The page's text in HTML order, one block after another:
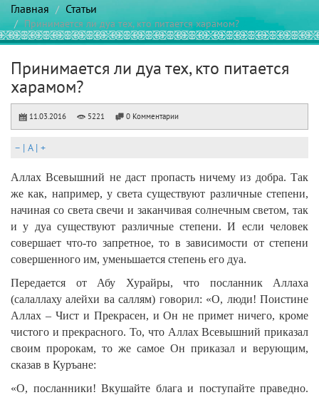
Главная Статьи
Принимается ли дуа тех, кто питается харамом?
Принимается ли дуа тех, кто питается
харамом?
11.03.2016 5221 0 Комментарии
– | A| +
Аллах Всевышний не даст пропасть ничему из добра. Так
же как, например, у света существуют различные степени,
начиная со света свечи и заканчивая солнечным светом, так
и у дуа существуют различные степени. И если человек
совершает что-то запретное, то в зависимости от степени
совершенного им, уменьшается степень его дуа.
Передается от Абу Хурайры, что посланник Аллаха
(салаллаху алейхи ва саллям) говорил: «О, люди! Поистине
Аллах – Чист и Прекрасен, и Он не примет ничего, кроме
чистого и прекрасного. То, что Аллах Всевышний приказал
своим пророкам, то же самое Он приказал и верующим,
сказав в Куръане:
«О, посланники! Вкушайте блага и поступайте праведно.